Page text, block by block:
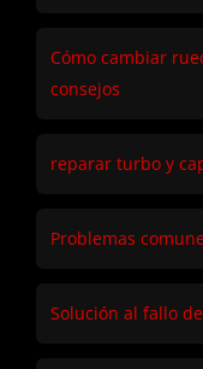
Cómo cambiar
consejos
reparar turbo y
Problemas
Solución al fallo